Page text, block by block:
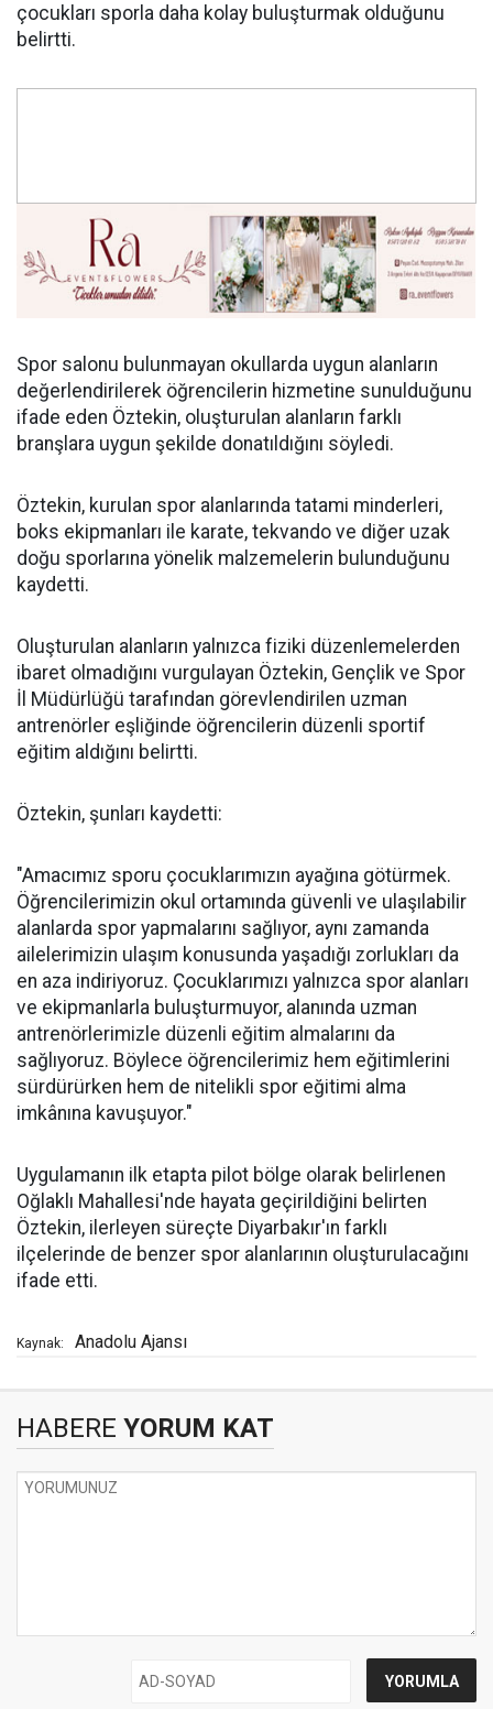
çocukları sporla daha kolay buluşturmak olduğunu
belirtti.
Spor salonu bulunmayan okullarda uygun alanların
değerlendirilerek öğrencilerin hizmetine sunulduğunu
ifade eden Öztekin, oluşturulan alanların farklı
branşlara uygun şekilde donatıldığını söyledi.
Öztekin, kurulan spor alanlarında tatami minderleri,
boks ekipmanları ile karate, tekvando ve diğer uzak
doğu sporlarına yönelik malzemelerin bulunduğunu
kaydetti.
Oluşturulan alanların yalnızca fiziki düzenlemelerden
ibaret olmadığını vurgulayan Öztekin, Gençlik ve Spor
İl Müdürlüğü tarafından görevlendirilen uzman
antrenörler eşliğinde öğrencilerin düzenli sportif
eğitim aldığını belirtti.
Öztekin, şunları kaydetti:
"Amacımız sporu çocuklarımızın ayağına götürmek.
Öğrencilerimizin okul ortamında güvenli ve ulaşılabilir
alanlarda spor yapmalarını sağlıyor, aynı zamanda
ailelerimizin ulaşım konusunda yaşadığı zorlukları da
en aza indiriyoruz. Çocuklarımızı yalnızca spor alanları
ve ekipmanlarla buluşturmuyor, alanında uzman
antrenörlerimizle düzenli eğitim almalarını da
sağlıyoruz. Böylece öğrencilerimiz hem eğitimlerini
sürdürürken hem de nitelikli spor eğitimi alma
imkânına kavuşuyor."
Uygulamanın ilk etapta pilot bölge olarak belirlenen
Oğlaklı Mahallesi'nde hayata geçirildiğini belirten
Öztekin, ilerleyen süreçte Diyarbakır'ın farklı
ilçelerinde de benzer spor alanlarının oluşturulacağını
ifade etti.
Kaynak: Anadolu Ajansı
HABERE YORUM KAT